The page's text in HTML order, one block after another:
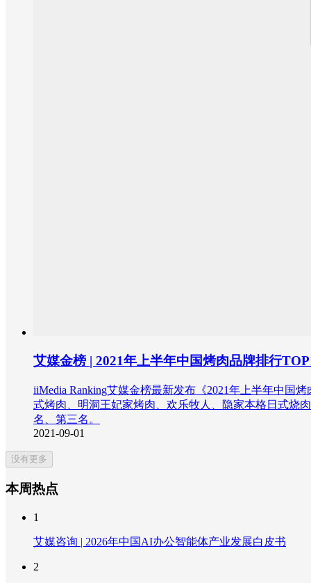
艾媒金榜 | 2021年上半年中国烤肉品牌排行
iiMedia Ranking艾媒金榜最新发布《2021年上半年中国
式烤肉、明洞王妃家烤肉、欢乐牧人、隐家本格日式烧
名、第三名。
2021-09-01
没有更多
本周热点
1
艾媒咨询 | 2026年中国AI办公智能体产业发展白皮书
2